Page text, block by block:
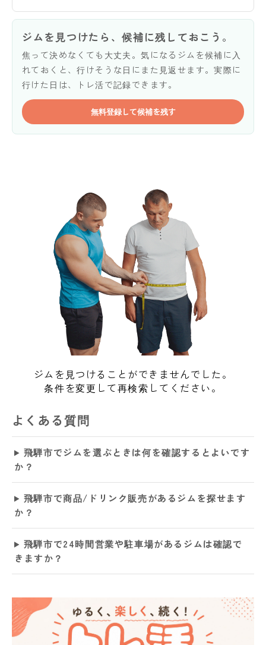
ジムを見つけたら、候補に残しておこう。
焦って決めなくても大丈夫。気になるジムを候補に入
れておくと、行けそうな日にまた見返せます。実際に
行けた日は、トレ活で記録できます。
無料登録して候補を残す
ジムを見つけることができませんでした。
条件を変更して再検索してください。
よくある質問
飛騨市でジムを選ぶときは何を確認するとよいです
か？
飛騨市で商品/ドリンク販売があるジムを探せます
か？
飛騨市で24時間営業や駐車場があるジムは確認で
きますか？